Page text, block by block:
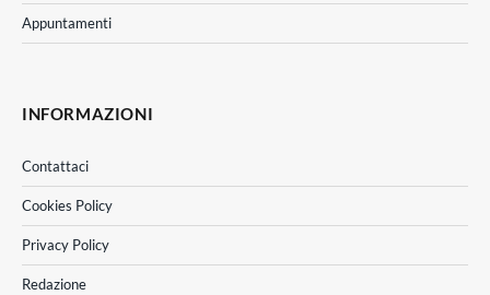
Appuntamenti
INFORMAZIONI
Contattaci
Cookies Policy
Privacy Policy
Redazione